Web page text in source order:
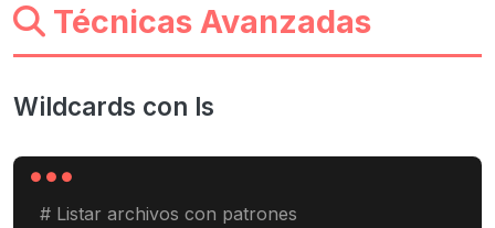
Técnicas Avanzadas
Wildcards con ls
# Listar archivos con patrones